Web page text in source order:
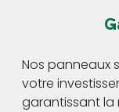
Nos panneaux
votre
garantissant la